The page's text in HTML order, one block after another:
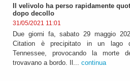
Il velivolo ha perso rapidamente
dopo decollo
31/05/2021 11:01
Due giorni fa, sabato 29 maggio
Citation è precipitato in un lago
Tennessee, provocando la morte
trovavano a bordo. Il... continua